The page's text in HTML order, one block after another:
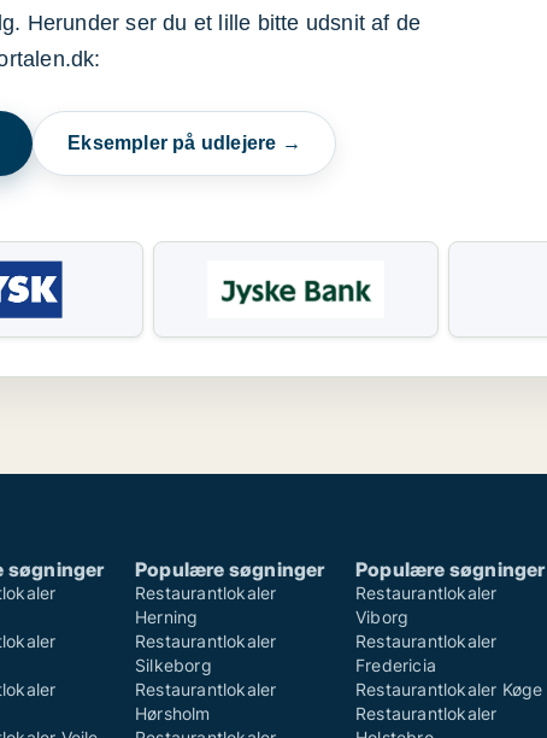
Herunder ser du et lille bitte udsnit af de
Eksempler på udlejere →
søgninger Populære søgninger
Restaurantlokaler
Herning
Restaurantlokaler
Silkeborg
Restaurantlokaler
Hørsholm
Populære søgninger
Restaurantlokaler
Viborg
Restaurantlokaler
Fredericia
Restaurantlokaler Køge
Restaurantlokaler